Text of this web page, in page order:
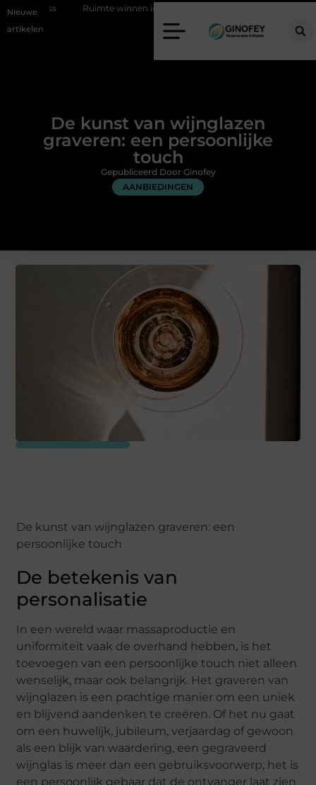
Nieuwe
artikelen
Ruimte winnen in de slaapkamer met een boxspring met opbergruimte
De kunst van wijnglazen
graveren: een persoonlijke
touch
AANBIEDINGEN
Gepubliceerd Door Ginofey
De kunst van wijnglazen graveren: een
persoonlijke touch
De betekenis van
personalisatie
In een wereld waar massaproductie en
uniformiteit vaak de overhand hebben, is het
toevoegen van een persoonlijke touch niet alleen
wenselijk, maar ook belangrijk. Het graveren van
wijnglazen is een prachtige manier om een uniek
en blijvend aandenken te creëren. Of het nu gaat
om een huwelijk, jubileum, verjaardag of gewoon
als een blijk van waardering, een gegraveerd
wijnglas is meer dan een gebruiksvoorwerp; het is
een persoonlijk gebaar dat de ontvanger laat zien